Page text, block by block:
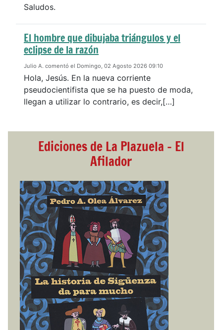
Saludos.
El hombre que dibujaba triángulos y el
eclipse de la razón
Julio A. comentó el Domingo, 02 Agosto 2026 09:10
Hola, Jesús. En la nueva corriente
pseudocientifista que se ha puesto de moda,
llegan a utilizar lo contrario, es decir,[…]
Ediciones de La Plazuela - El
Afilador